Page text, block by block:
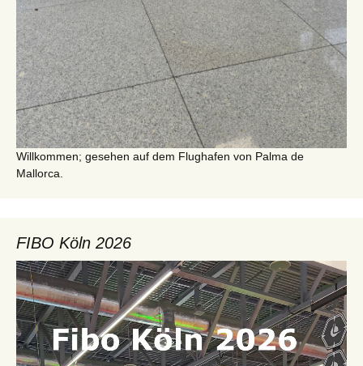
Willkommen; gesehen auf dem Flughafen von Palma de
Mallorca.
FIBO Köln 2026
Video-
Player